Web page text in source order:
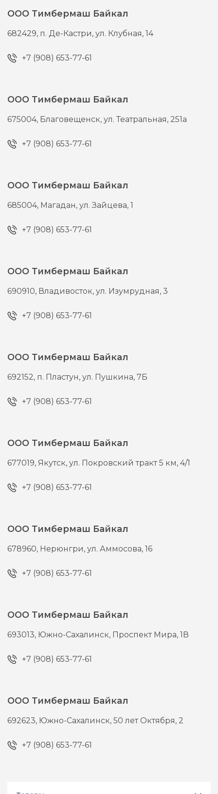
ООО Тимбермаш Байкал
682429, п. Де-Кастри,ул. Клубная, 14
+7 (908) 653-77-61
ООО Тимбермаш Байкал
675004, Благовещенск,ул. Театральная, 251а
+7 (908) 653-77-61
ООО Тимбермаш Байкал
685004, Магадан,ул. Зайцева, 1
+7 (908) 653-77-61
ООО Тимбермаш Байкал
690910, Владивосток,ул. Изумрудная, 3
+7 (908) 653-77-61
ООО Тимбермаш Байкал
692152, п. Пластун,ул. Пушкина, 7Б
+7 (908) 653-77-61
ООО Тимбермаш Байкал
677019, Якутск,ул. Покровский тракт 5 км, 4/1
+7 (908) 653-77-61
ООО Тимбермаш Байкал
678960, Нерюнгри,ул. Аммосова, 16
+7 (908) 653-77-61
ООО Тимбермаш Байкал
693013, Южно-Сахалинск, Проспект Мира, 1В
+7 (908) 653-77-61
ООО Тимбермаш Байкал
692623, Южно-Сахалинск,50 лет Октября, 2
+7 (908) 653-77-61